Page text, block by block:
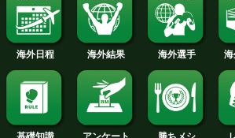
投票の途中経過を
フェザー級
森下 璃亜